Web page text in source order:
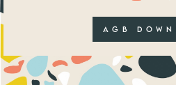
AGB